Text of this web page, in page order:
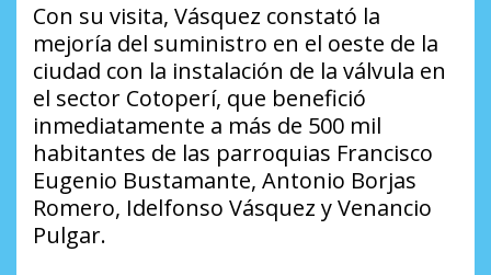
Con su visita, Vásquez constató la
mejoría del suministro en el oeste de la
ciudad con la instalación de la válvula en
el sector Cotoperí, que benefició
inmediatamente a más de 500 mil
habitantes de las parroquias Francisco
Eugenio Bustamante, Antonio Borjas
Romero, Idelfonso Vásquez y Venancio
Pulgar.